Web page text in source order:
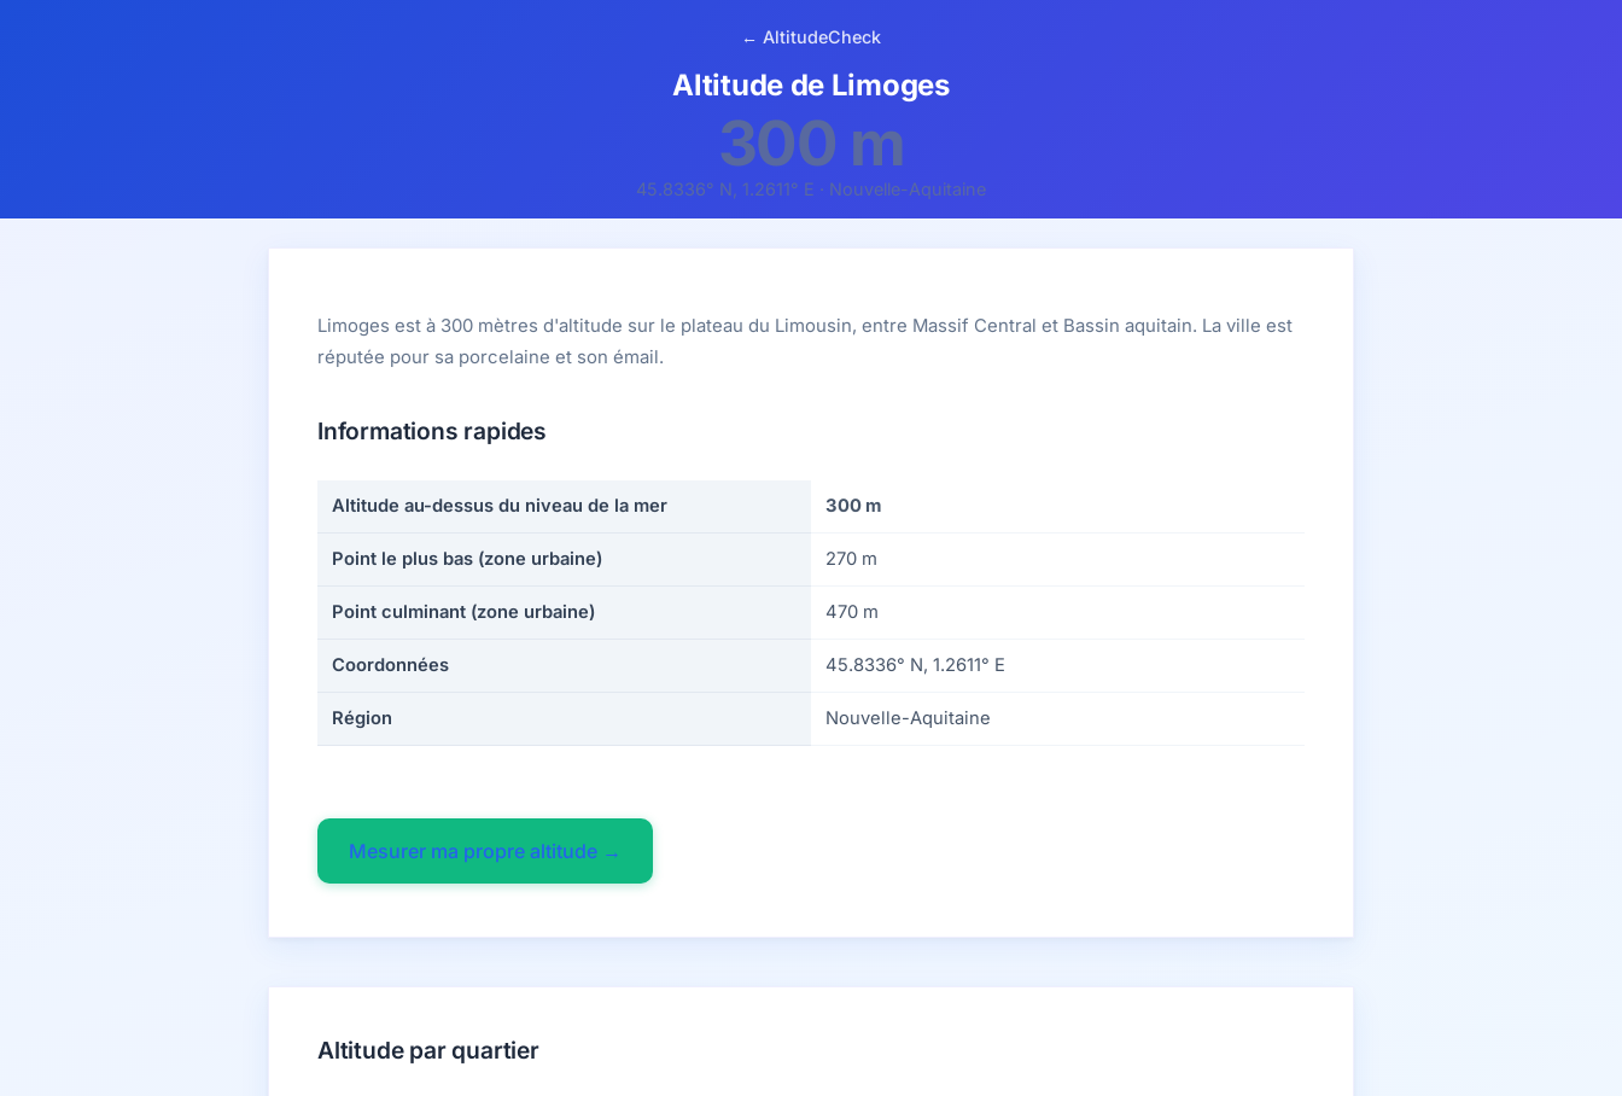
← AltitudeCheck
Altitude de Limoges
300 m
45.8336° N, 1.2611° E · Nouvelle-Aquitaine
Limoges est à 300 mètres d'altitude sur le plateau du Limousin, entre Massif Central et Bassin aquitain. La ville est
réputée pour sa porcelaine et son émail.
Informations rapides
Altitude au-dessus du niveau de la mer 300 m
Point le plus bas (zone urbaine) 270 m
Point culminant (zone urbaine) 470 m
Coordonnées 45.8336° N, 1.2611° E
Région Nouvelle-Aquitaine
Mesurer ma propre altitude →
Altitude par quartier